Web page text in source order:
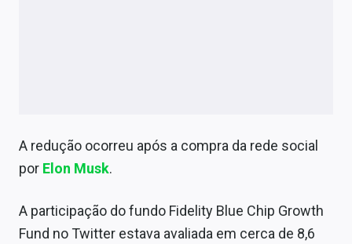
Sobre
Contato
A redução ocorreu após a compra da rede social
por Elon Musk.
A participação do fundo Fidelity Blue Chip Growth
Fund no Twitter estava avaliada em cerca de 8,6